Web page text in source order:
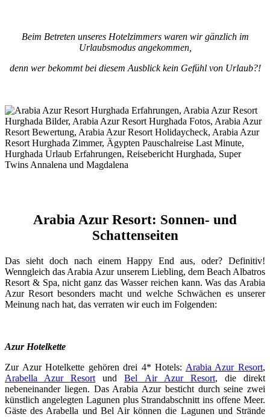
Beim Betreten unseres Hotelzimmers waren wir gänzlich im
Urlaubsmodus angekommen,
denn wer bekommt bei diesem Ausblick kein Gefühl von Urlaub?!
Arabia Azur Resort: Sonnen- und
Schattenseiten
Das sieht doch nach einem Happy End aus, oder? Definitiv!
Wenngleich das Arabia Azur unserem Liebling, dem Beach Albatros
Resort & Spa, nicht ganz das Wasser reichen kann. Was das Arabia
Azur Resort besonders macht und welche Schwächen es unserer
Meinung nach hat, das verraten wir euch im Folgenden:
Azur Hotelkette
Zur Azur Hotelkette gehören drei 4* Hotels: Arabia Azur Resort,
Arabella Azur Resort undBel Air Azur Resort, die direkt
nebeneinander liegen. Das Arabia Azur besticht durch seine zwei
künstlich angelegten Lagunen plus Strandabschnitt ins offene Meer.
Gäste des Arabella und Bel Air können die Lagunen und Strände